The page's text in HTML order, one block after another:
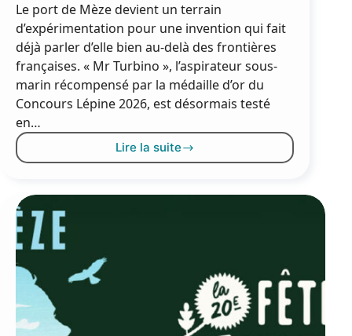
Le port de Mèze devient un terrain
d’expérimentation pour une invention qui fait
déjà parler d’elle bien au-delà des frontières
françaises. « Mr Turbino », l’aspirateur sous-
marin récompensé par la médaille d’or du
Concours Lépine 2026, est désormais testé
en…
Lire la suite
Mèze
Concours
Lépine